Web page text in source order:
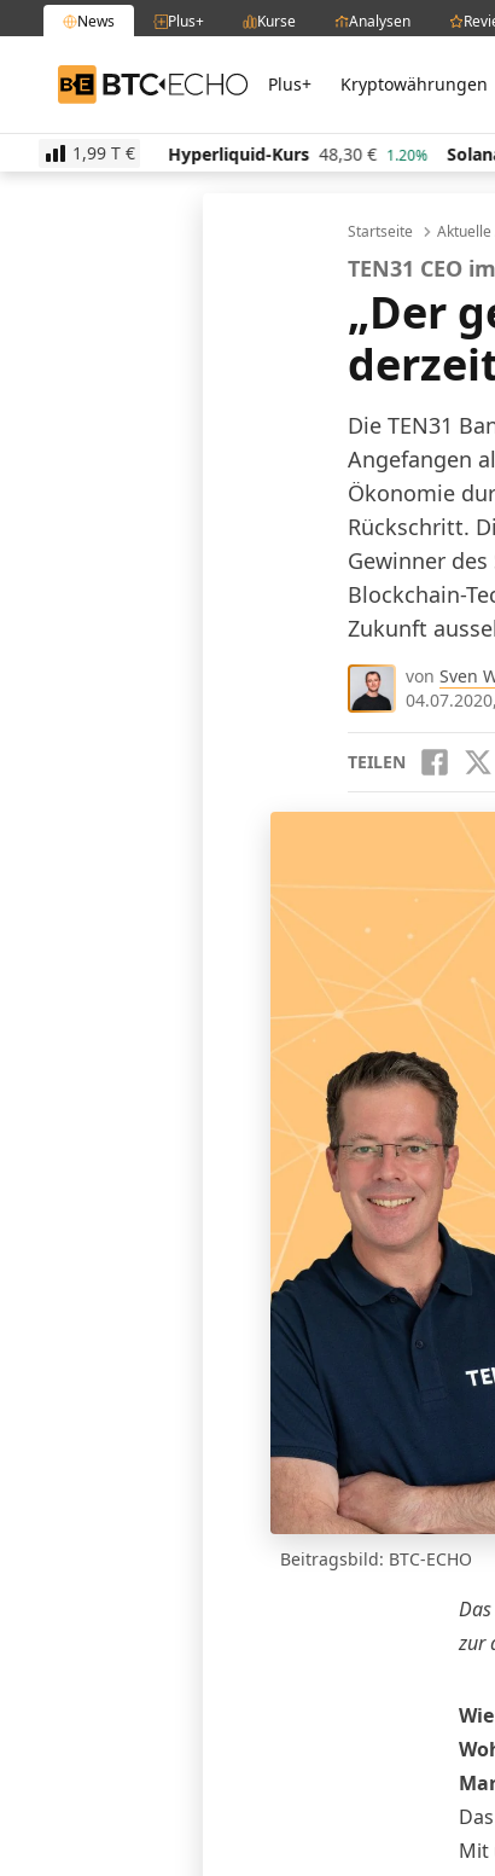
News Plus+ Kurse Analysen
BTC-ECHO Plus+ Kryptowährungen
1,99 T €
€ -0.30% Hyperliquid-Kurs 48,30 € 1.20% Solana-
Startseite
TEN31 CEO
„Der
Die TEN31
Angefangen
Ökonomie
Rückschritt.
Gewinner
Blockchain-
Zukunft
von Sven
TEILEN
Beitragsbild: BTC-ECHO
zur
Mit